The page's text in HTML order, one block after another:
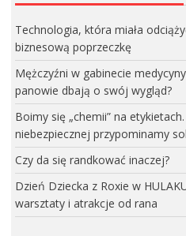
Technologia, która miała
biznesową poprzeczkę
Mężczyźni w gabinecie
panowie dbają o swój wygląd?
Boimy się „chemii” na
niebezpiecznej przypominamy
Czy da się randkować inaczej?
Dzień Dziecka z Roxie w
warsztaty i atrakcje od rana